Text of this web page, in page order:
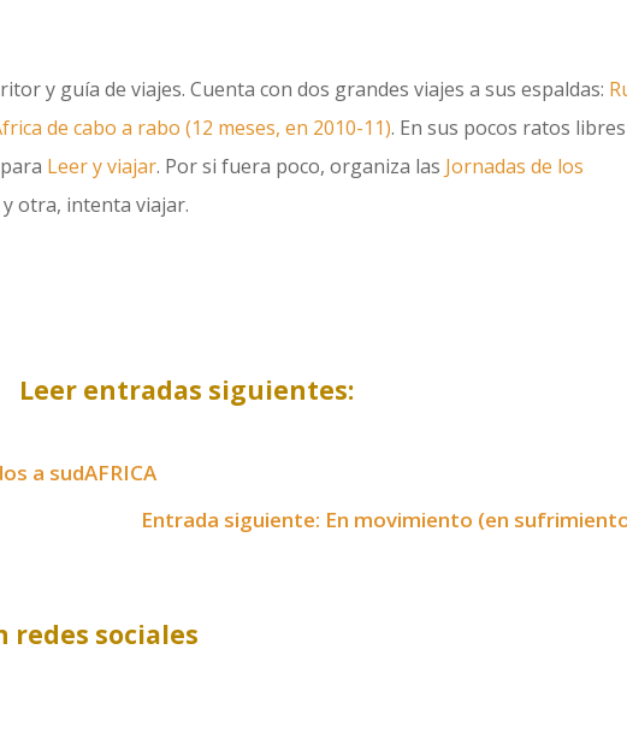
y guía de viajes. Cuenta con dos grandes viajes a sus espaldas:
de cabo a rabo (12 meses, en 2010-11). En sus pocos ratos libres
Leer y viajar. Por si fuera poco, organiza las Jornadas de los
otra, intenta viajar.
Leer entradas siguientes:
a sudAFRICA
Entrada siguiente: En movimiento (en
redes sociales